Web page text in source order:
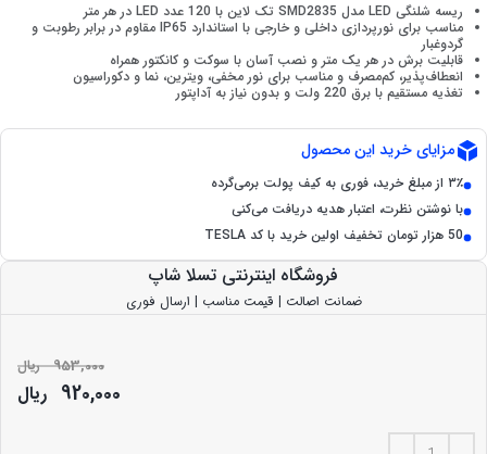
ریسه شلنگی LED مدل SMD2835 تک لاین با 120 عدد LED در هر متر
مناسب برای نورپردازی داخلی و خارجی با استاندارد IP65 مقاوم در برابر رطوبت و
گردوغبار
قابلیت برش در هر یک متر و نصب آسان با سوکت و کانکتور همراه
انعطاف‌پذیر، کم‌مصرف و مناسب برای نور مخفی، ویترین، نما و دکوراسیون
تغذیه مستقیم با برق 220 ولت و بدون نیاز به آداپتور
مزایای خرید این محصول
۳٪ از مبلغ خرید، فوری به کیف پولت برمی‌گرده
با نوشتن نظرت، اعتبار هدیه دریافت می‌کنی
50 هزار تومان تخفیف اولین خرید با کد TESLA
فروشگاه اینترنتی تسلا شاپ
ضمانت اصالت | قیمت مناسب | ارسال فوری
953,000 ریال
920,000 ریال